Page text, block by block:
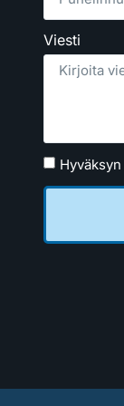
Viesti
Hyväksyn